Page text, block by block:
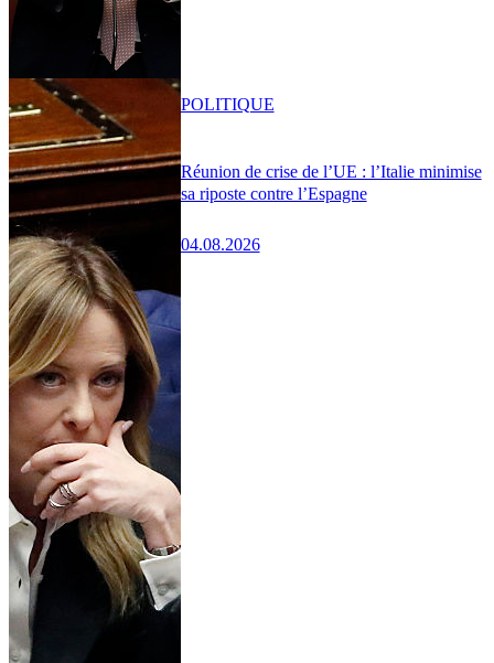
Réunion de crise de l’UE : l’Italie minimise
sa riposte contre l’Espagne
04.08.2026
POLITIQUE